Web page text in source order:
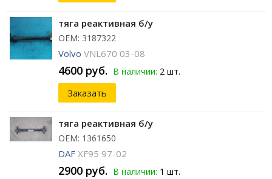
тяга реактивная б/у
ОЕМ: 3187322
Volvo VNL670 03-08
4600 руб. В наличии: 2 шт.
Заказать
тяга реактивная б/у
ОЕМ: 1361650
DAF XF95 97-02
2900 руб. В наличии: 1 шт.